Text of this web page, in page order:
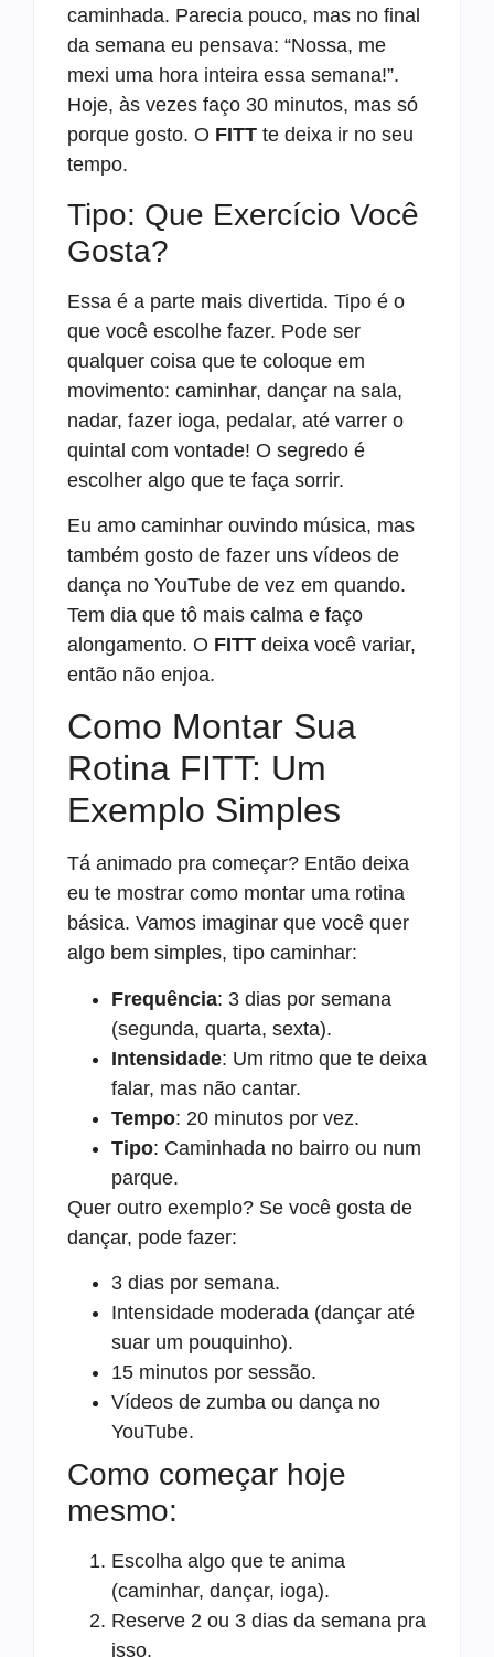
caminhada. Parecia pouco, mas no final
da semana eu pensava: “Nossa, me
mexi uma hora inteira essa semana!”.
Hoje, às vezes faço 30 minutos, mas só
porque gosto. O FITT te deixa ir no seu
tempo.
Tipo: Que Exercício Você
Gosta?
Essa é a parte mais divertida. Tipo é o
que você escolhe fazer. Pode ser
qualquer coisa que te coloque em
movimento: caminhar, dançar na sala,
nadar, fazer ioga, pedalar, até varrer o
quintal com vontade! O segredo é
escolher algo que te faça sorrir.
Eu amo caminhar ouvindo música, mas
também gosto de fazer uns vídeos de
dança no YouTube de vez em quando.
Tem dia que tô mais calma e faço
alongamento. O FITT deixa você variar,
então não enjoa.
Como Montar Sua
Rotina FITT: Um
Exemplo Simples
Tá animado pra começar? Então deixa
eu te mostrar como montar uma rotina
básica. Vamos imaginar que você quer
algo bem simples, tipo caminhar:
Frequência: 3 dias por semana
(segunda, quarta, sexta).
Intensidade: Um ritmo que te deixa
falar, mas não cantar.
Tempo: 20 minutos por vez.
Tipo: Caminhada no bairro ou num
parque.
Quer outro exemplo? Se você gosta de
dançar, pode fazer:
3 dias por semana.
Intensidade moderada (dançar até
suar um pouquinho).
15 minutos por sessão.
Vídeos de zumba ou dança no
YouTube.
Como começar hoje
mesmo:
Escolha algo que te anima
(caminhar, dançar, ioga).
Reserve 2 ou 3 dias da semana pra
isso.